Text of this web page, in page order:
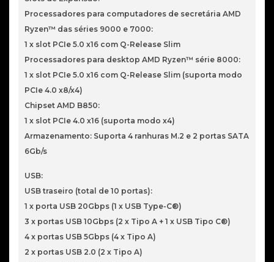
Processadores para computadores de secretária AMD
Ryzen™ das séries 9000 e 7000:
1 x slot PCIe 5.0 x16 com Q-Release Slim
Processadores para desktop AMD Ryzen™ série 8000:
1 x slot PCIe 5.0 x16 com Q-Release Slim (suporta modo
PCIe 4.0 x8/x4)
Chipset AMD B850:
1 x slot PCIe 4.0 x16 (suporta modo x4)
Armazenamento: Suporta 4 ranhuras M.2 e 2 portas SATA
6Gb/s
USB:
USB traseiro (total de 10 portas):
1 x porta USB 20Gbps (1 x USB Type-C®)
3 x portas USB 10Gbps (2 x Tipo A + 1 x USB Tipo C®)
4 x portas USB 5Gbps (4 x Tipo A)
2 x portas USB 2.0 (2 x Tipo A)